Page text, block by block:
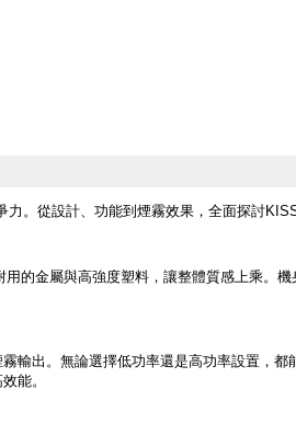
。從設計、功能到煙霧效果，全面探討
的金屬與高強度塑料，讓整體質感上乘。
輸出。無論選擇低功率還是高功率設置，
能。